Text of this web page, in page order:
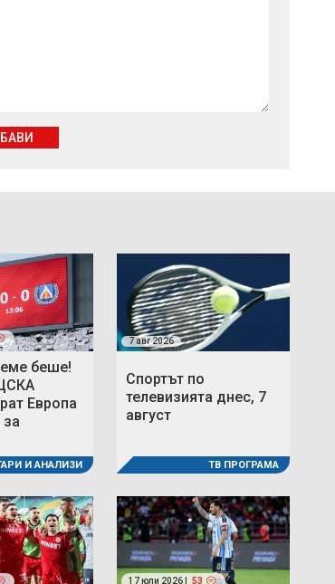
беше!
Европа
И АНАЛИЗИ
7 авг 2026
Спортът по
телевизията днес, 7
август
ТВ ПРОГРАМА
17 юли 2026 | 53